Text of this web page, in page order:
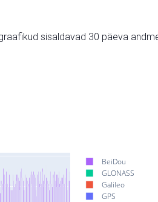
sisaldavad 30 päeva
BeiDou
GLONASS
Galileo
GPS